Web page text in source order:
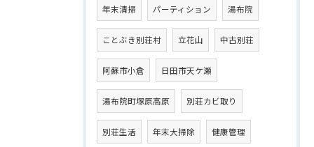
年末清掃 パーティション 湯布院
ことぶき別荘村 立花山 中古別荘
阿蘇市小倉 日田市天ケ瀬
湯布院町塚原高原 別荘カビ取り
別荘生活 年末大掃除 健康管理